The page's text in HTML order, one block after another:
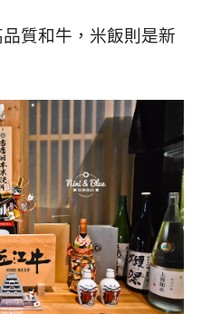
質和牛，米飯則是新